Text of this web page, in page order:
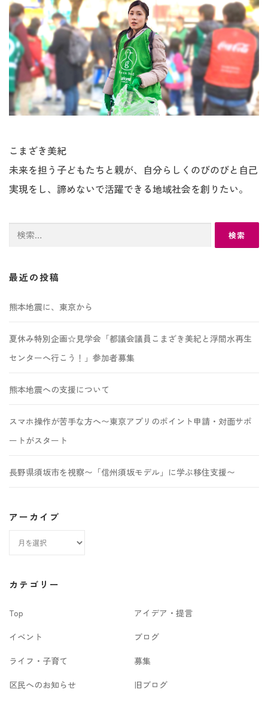
こまざき美紀
未来を担う子どもたちと親が、自分らしくのびのびと自己
実現をし、諦めないで活躍できる地域社会を創りたい。
検
最近の投稿
熊本地震に、東京から
夏休み特別企画☆見学会「都議会議員こまざき美紀と浮間水再生
センターへ行こう！」参加者募集
熊本地震への支援について
スマホ操作が苦手な方へ〜東京アプリのポイント申請・対面サポ
ートがスタート
長野県須坂市を視察〜「信州須坂モデル」に学ぶ移住支援〜
アーカイブ
カ
ブ
カテゴリー
Top
アイデア・提言
イベント
ブログ
ライフ・子育て
募集
区民へのお知らせ
旧ブログ